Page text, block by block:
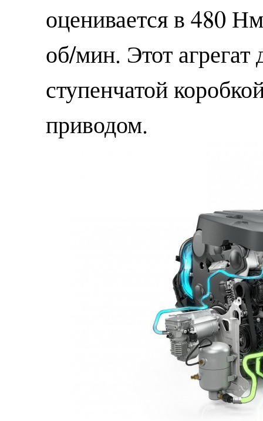
оценивается в 480
об/мин. Этот агрегат
ступенчатой
приводом.